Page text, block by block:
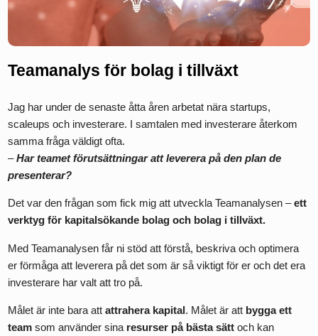
Teamanalys för bolag i tillväxt
Jag har under de senaste åtta åren arbetat nära startups,
scaleups och investerare. I samtalen med investerare återkom
samma fråga väldigt ofta.
–Har teamet förutsättningar att leverera på den plan de
presenterar?
Det var den frågan som fick mig att utveckla Teamanalysen –ett
verktyg för kapitalsökande bolag och bolag i tillväxt.
Med Teamanalysen får ni stöd att förstå, beskriva och optimera
er förmåga att leverera på det som är så viktigt för er och det era
investerare har valt att tro på.
Målet är inte bara attattrahera kapital. Målet är att bygga ett
team som använder sina resurser på bästa sättoch kan